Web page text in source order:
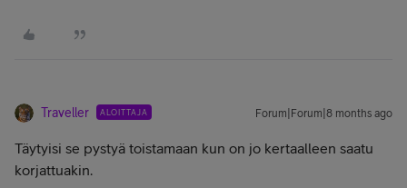
Traveller ALOITTAJA Forum|Forum|8 months ago
Täytyisi se pystyä toistamaan kun on jo kertaalleen saatu
korjattuakin.